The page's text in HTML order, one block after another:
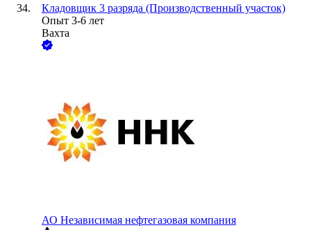
Кладовщик 3 разряда (Производственный участок)
Опыт 3-6 лет
Вахта
АО Независимая нефтегазовая компания